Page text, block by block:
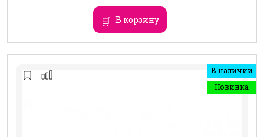
В корзину
В наличии
Новинка